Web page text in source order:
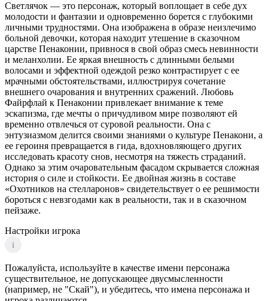
Светлячок — это персонаж, который воплощает в себе дух
молодости и фантазии и одновременно борется с глубокими
личными трудностями. Она изображена в образе неизлечимо
больной девочки, которая находит утешение в сказочном
царстве Пенаконии, привнося в свой образ смесь невинности
и меланхолии. Ее яркая внешность с длинными белыми
волосами и эффектной одеждой резко контрастирует с ее
мрачными обстоятельствами, иллюстрируя сочетание
внешнего очарования и внутренних сражений. Любовь
Файрфлай к Пенаконии привлекает внимание к теме
эскапизма, где мечты о причудливом мире позволяют ей
временно отвлечься от суровой реальности. Она с
энтузиазмом делится своими знаниями о культуре Пенакони, а
ее героиня превращается в гида, вдохновляющего других
исследовать красоту снов, несмотря на тяжесть страданий.
Однако за этим очаровательным фасадом скрывается сложная
история о силе и стойкости. Ее двойная жизнь в составе
«Охотников на стелларонов» свидетельствует о ее решимости
бороться с невзгодами как в реальности, так и в сказочном
пейзаже.
Настройки игрока
i
Пожалуйста, используйте в качестве имени персонажа
существительное, не допускающее двусмысленности
(например, не "Скай"), и убедитесь, что имена персонажа и